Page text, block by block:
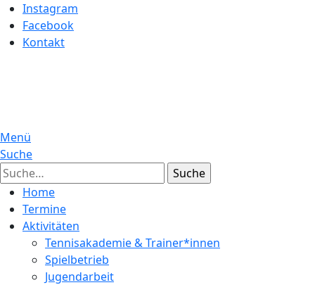
Instagram
Facebook
Kontakt
Menü
Suche
Suche
Home
Termine
Aktivitäten
Tennisakademie & Trainer*innen
Spielbetrieb
Jugendarbeit